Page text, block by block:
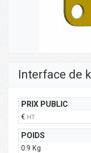
Interface de
PRIX PUBLIC
€ HT
POIDS
0.9 Kg